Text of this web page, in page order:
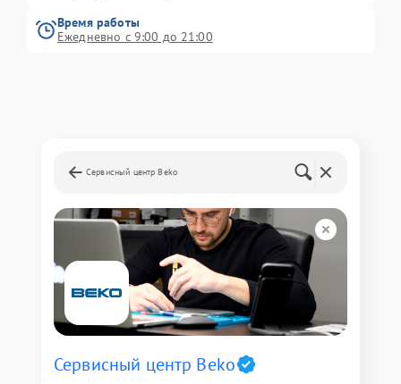
Время работы
Ежедневно с 9:00 до 21:00
Сервисный центр Beko
Сервисный центр Beko